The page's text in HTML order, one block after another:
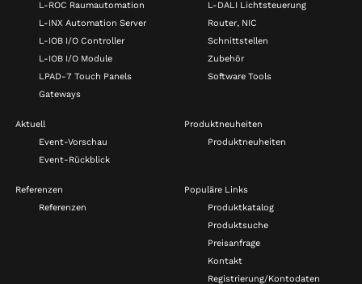
L-ROC Raumautomation
L-INX Automation Server
L-IOB I/O Controller
L-IOB I/O Module
LPAD-7 Touch Panels
Gateways
L-DALI Lichtsteuerung
Router, NIC
Schnittstellen
Zubehör
Software Tools
Aktuell
Event-Vorschau
Event-Rückblick
Produktneuheiten
Produktneuheiten
Referenzen
Referenzen
Populäre Links
Produktkatalog
Produktsuche
Preisanfrage
Kontakt
Registrierung/Kontodaten